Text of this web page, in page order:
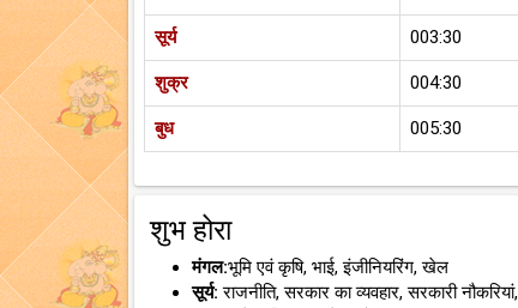
सूर्य 003:30
शुक्र 004:30
बुध 005:30
शुभ होरा
मंगल:भूमि एवं कृषि, भाई, इंजीनियरिंग, खेल
सूर्य: राजनीति, सरकार का व्यवहार, सरकारी